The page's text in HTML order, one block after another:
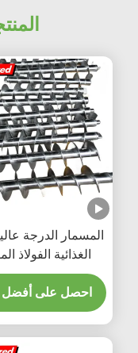
المسمار الدرجة
الغذائية الفولاذ
للصدأ مع طيران
قابلة للتخصيص
احصل على أفضل